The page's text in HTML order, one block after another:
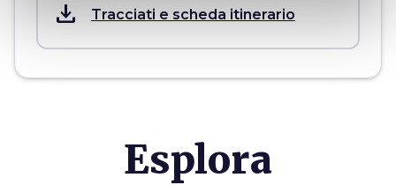
save_alt Tracciati e scheda itinerario
Esplora